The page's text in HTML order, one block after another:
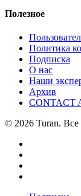
Полезное
Политика
Подписка
О нас
Наши
Архив
CONTACT
© 2026 Turan.